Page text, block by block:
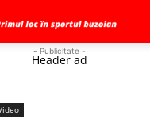
- Publicitate -
Header ad